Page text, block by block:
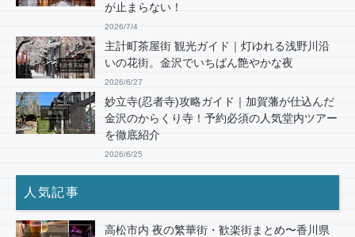
が止まらない！
2026/7/4
主計町茶屋街 観光ガイド｜灯ゆれる浅野川沿
いの花街。金沢でいちばん艶やかな夜
2026/6/27
妙立寺(忍者寺)攻略ガイド｜加賀藩が仕込んだ
金沢のからくり寺！予約必須の人気堂内ツアー
を徹底紹介
2026/6/25
人気記事
高松市内 夜の繁華街・歓楽街まとめ〜香川県